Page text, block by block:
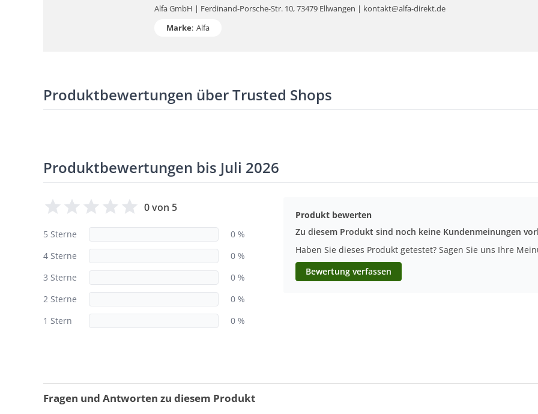
Alfa GmbH | Ferdinand-Porsche-Str. 10, 73479 Ellwangen | kontakt@alfa-direkt.de
Marke: Alfa
Produktbewertungen über Trusted Shops
Produktbewertungen bis Juli 2026
0 von 5
5 Sterne
0 %
4 Sterne
0 %
3 Sterne
0 %
2 Sterne
0 %
1 Stern
0 %
Produkt bewerten
Zu diesem Produkt sind noch keine Kundenmeinungen
Haben Sie dieses Produkt getestet? Sagen Sie uns Ihre
Bewertung verfassen
Fragen und Antworten zu diesem Produkt